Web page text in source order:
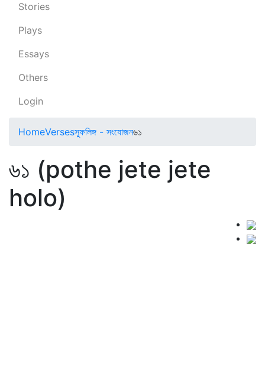
Stories
Plays
Essays
Others
Login
HomeVersesস্ফুলিঙ্গ - সংযোজন৬১
৬১ (pothe jete jete
holo)